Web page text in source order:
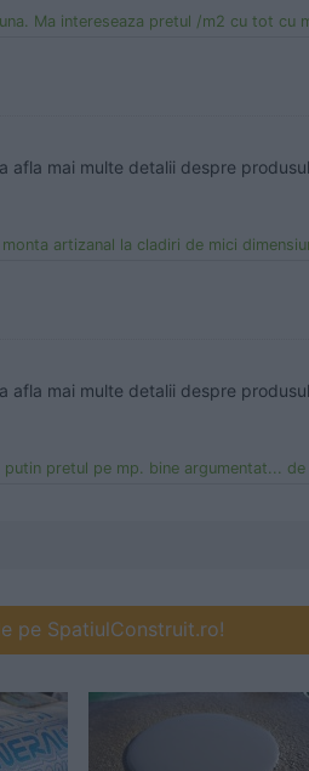
pretul /m2 cu tot cu manopera precum si
mai multe detalii despre
la cladiri de mici dimensiuni. Ma intereseaza
mai multe detalii despre
pretul pe mp. bine argumentat... de ce
pe SpatiulConstruit.ro!